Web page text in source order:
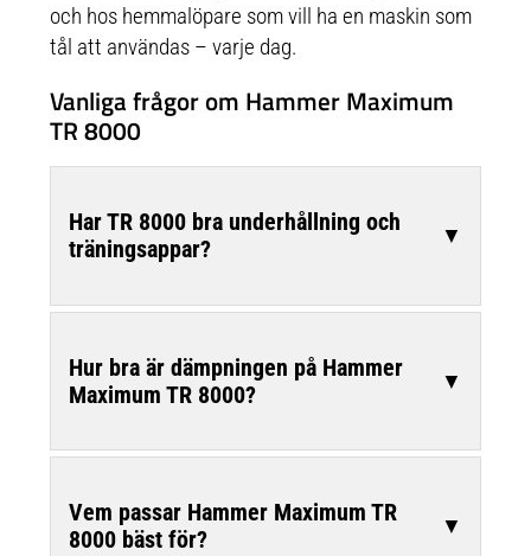
och hos hemmalöpare som vill ha en maskin som
tål att användas – varje dag.
Vanliga frågor om Hammer Maximum
TR 8000
Har TR 8000 bra underhållning och
träningsappar?
▼
Hur bra är dämpningen på Hammer
Maximum TR 8000?
▼
Vem passar Hammer Maximum TR
8000 bäst för?
▼